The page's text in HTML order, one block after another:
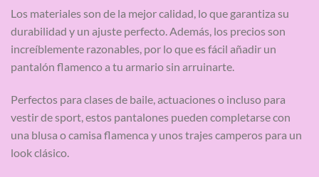
Los materiales son de la mejor calidad, lo que garantiza su
durabilidad y un ajuste perfecto. Además, los precios son
increíblemente razonables, por lo que es fácil añadir un
pantalón flamenco a tu armario sin arruinarte.
Perfectos para clases de baile, actuaciones o incluso para
vestir de sport, estos pantalones pueden completarse con
una blusa o camisa flamenca y unos trajes camperos para un
look clásico.